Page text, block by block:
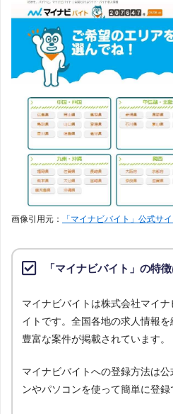
画像引用元： 「マイナビバイト」公式サイ
「マイナビバイト」の特徴
マイナビバイトは株式会社マイ
イトです。全国各地の求人情報
豊富な案件が掲載されています。
マイナビバイトへの登録方法は
ンやパソコンを使って簡単に登録